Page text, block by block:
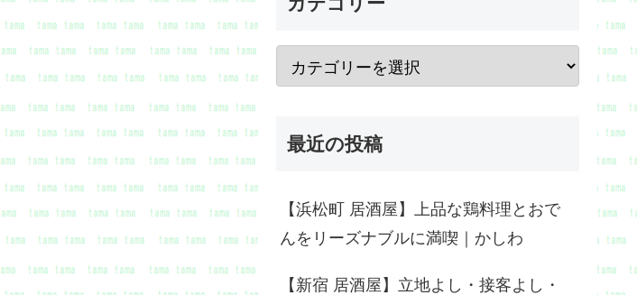
最近の投稿
【浜松町 居酒屋】上品な鶏料理とおで
んをリーズナブルに満喫｜かしわ
【新宿 居酒屋】立地よし・接客よし・